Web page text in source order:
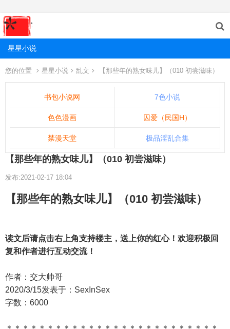
星星小说
您的位置 星星小说 乱文 【那些年的熟女味儿】（010 初尝滋味）
书包小说网 7色小说
色色漫画 囚爱（民国H）
禁漫天堂 极品淫乱合集
【那些年的熟女味儿】（010 初尝滋味）
发布:2021-02-17 18:04
【那些年的熟女味儿】（010 初尝滋味）
读文后请点击右上角支持楼主，送上你的红心！欢迎积极回
复和作者进行互动交流！
作者：交大帅哥
2020/3/15发表于：SexInSex
字数：6000